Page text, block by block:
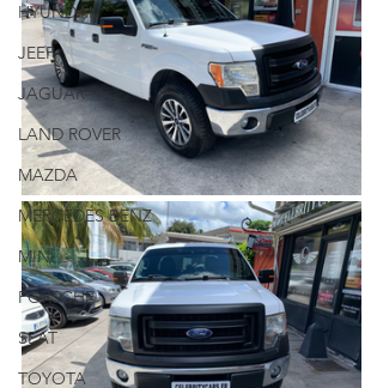
HYUNDAI
JEEP
JAGUAR
LAND ROVER
MAZDA
MERCEDES BENZ
MINI
PORSCHE
SEAT
TOYOTA